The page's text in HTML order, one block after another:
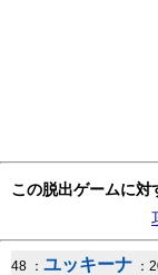
この脱出ゲームに
48 ： ユッキーナ ：